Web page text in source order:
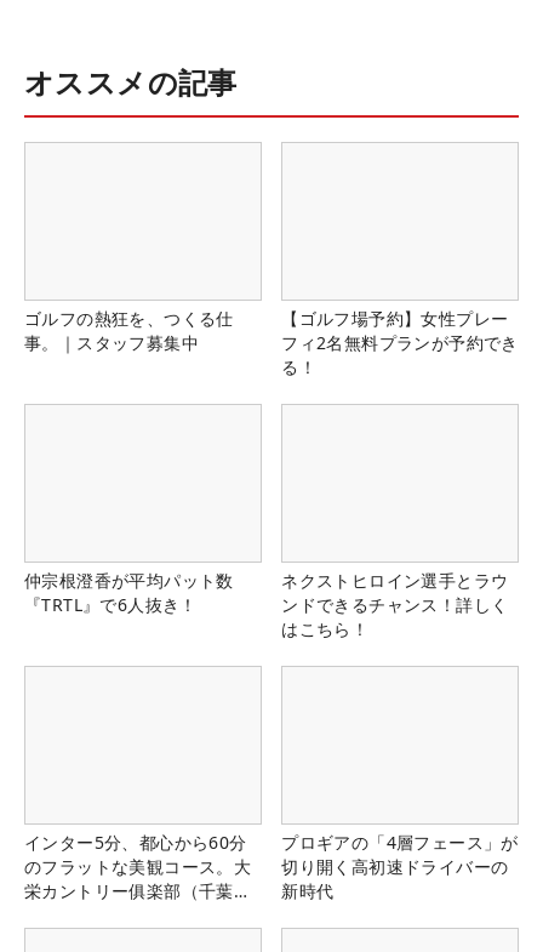
オススメの記事
ゴルフの熱狂を、つくる仕
事。｜スタッフ募集中
【ゴルフ場予約】女性プレー
フィ2名無料プランが予約でき
る！
仲宗根澄香が平均パット数
『TRTL』で6人抜き！
ネクストヒロイン選手とラウ
ンドできるチャンス！詳しく
はこちら！
インター5分、都心から60分
のフラットな美観コース。大
栄カントリー俱楽部（千葉
プロギアの「4層フェース」が
切り開く高初速ドライバーの
新時代